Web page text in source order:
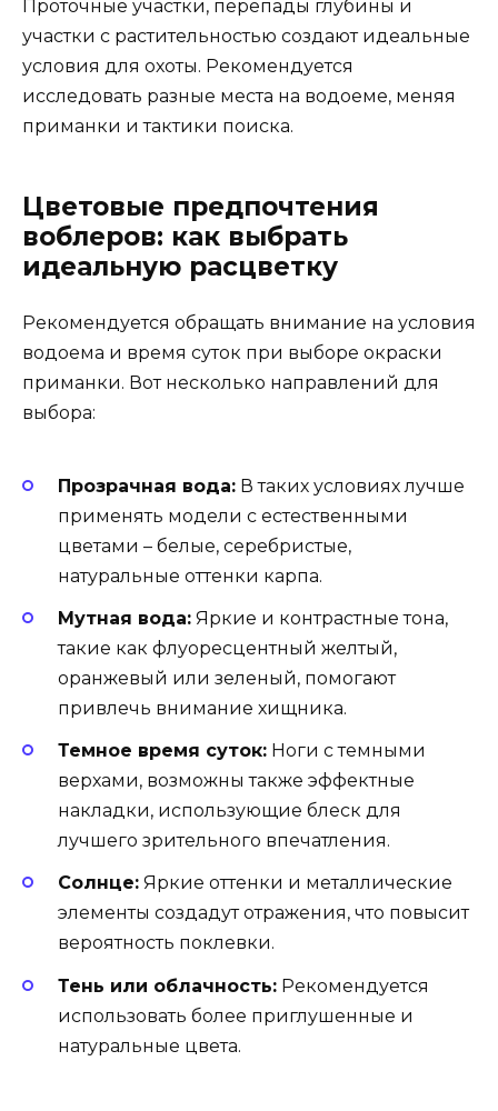
Проточные участки, перепады глубины и
участки с растительностью создают идеальные
условия для охоты. Рекомендуется
исследовать разные места на водоеме, меняя
приманки и тактики поиска.
Цветовые предпочтения
воблеров: как выбрать
идеальную расцветку
Рекомендуется обращать внимание на условия
водоема и время суток при выборе окраски
приманки. Вот несколько направлений для
выбора:
Прозрачная вода: В таких условиях лучше
применять модели с естественными
цветами – белые, серебристые,
натуральные оттенки карпа.
Мутная вода: Яркие и контрастные тона,
такие как флуоресцентный желтый,
оранжевый или зеленый, помогают
привлечь внимание хищника.
Темное время суток: Ноги с темными
верхами, возможны также эффектные
накладки, использующие блеск для
лучшего зрительного впечатления.
Солнце: Яркие оттенки и металлические
элементы создадут отражения, что повысит
вероятность поклевки.
Тень или облачность: Рекомендуется
использовать более приглушенные и
натуральные цвета.